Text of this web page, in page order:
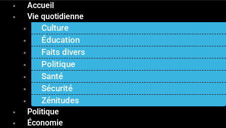
Accueil
Vie quotidienne
Culture
Éducation
Faits divers
Politique
Santé
Sécurité
Zénitudes
Politique
Économie